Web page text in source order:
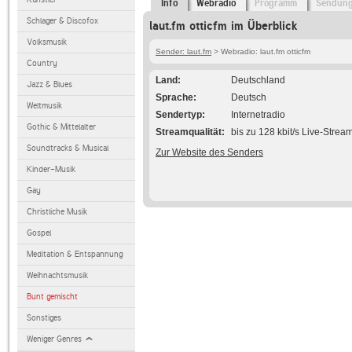
Schlager & Discofox
Volksmusik
Country
Jazz & Blues
Weltmusik
Gothic & Mittelalter
Soundtracks & Musical
Kinder-Musik
Gay
Christliche Musik
Gospel
Meditation & Entspannung
Weihnachtsmusik
Bunt gemischt
Sonstiges
Weniger Genres
Info Webradio Programm
laut.fm otticfm im Überblick
Sender: laut.fm > Webradio: laut.fm otticfm
Land
Deutschland
Sprache
Deutsch
Sendertyp
Internetradio
Streamqualität
bis zu 128 kbit/s Live-
Zur Website des Senders